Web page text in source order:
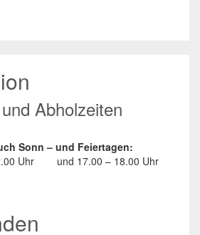
Abholzeiten
Sonn – und Feiertagen:
Uhr
und 17.00 – 18.00 Uhr